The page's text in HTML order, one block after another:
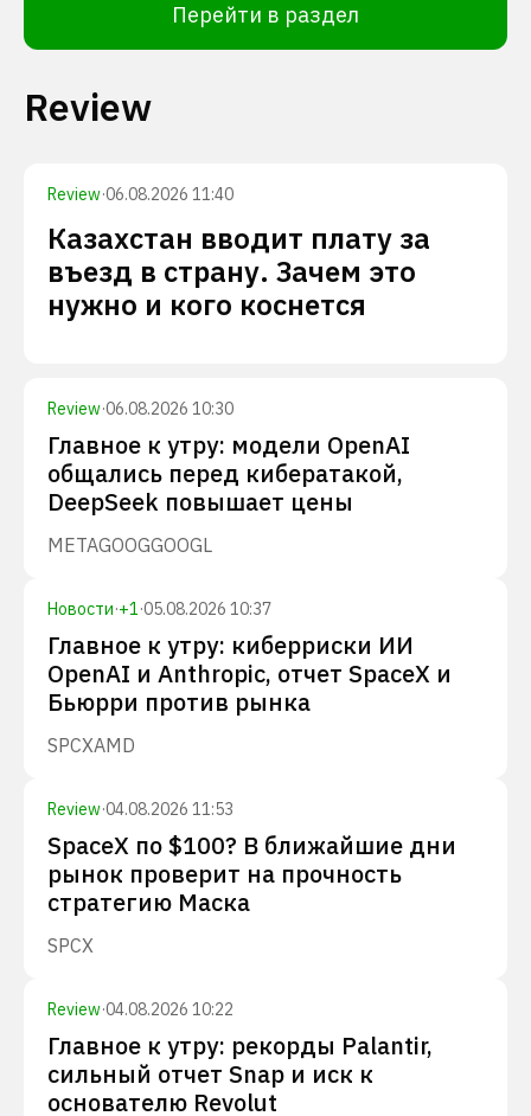
Перейти в раздел
Review
Review·06.08.2026 11:40
Казахстан вводит плату за
въезд в страну. Зачем это
нужно и кого коснется
Review·06.08.2026 10:30
Главное к утру: модели OpenAI
общались перед кибератакой,
DeepSeek повышает цены
METAGOOGGOOGL
Новости·+1·05.08.2026 10:37
Главное к утру: киберриски ИИ
OpenAI и Anthropic, отчет SpaceX и
Бьюрри против рынка
SPCXAMD
Review·04.08.2026 11:53
SpaceX по $100? В ближайшие дни
рынок проверит на прочность
стратегию Маска
SPCX
Review·04.08.2026 10:22
Главное к утру: рекорды Palantir,
сильный отчет Snap и иск к
основателю Revolut